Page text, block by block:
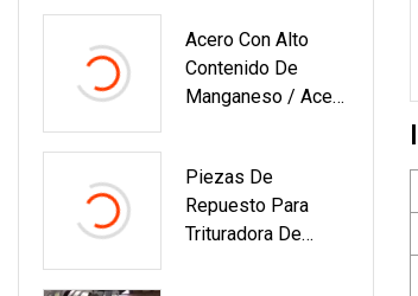
Acero Con Alto
Contenido De
Manganeso / Acero
Martensítico/Marte
Nsita / Cerámica /
Mandíbula MMC /
Piezas De
Repuesto Para
Trituradora De